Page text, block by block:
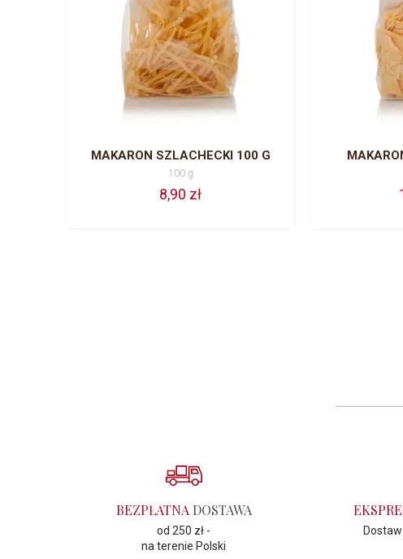
MAKARON SZLACHECKI 100 G
100 g
8,90 zł
BEZPŁATNA DOSTAWA
od 250 zł -
na terenie Polski